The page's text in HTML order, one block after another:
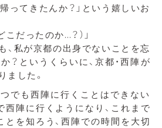
ってきたんか？」という嬉しいお
こだったのか…？）」
、私が京都の出身でないことを忘
？というくらいに、京都・西陣が
ました。
でも西陣に行くことはできない
西陣に行くようになり、これまで
とを知ろう、西陣での時間を大切